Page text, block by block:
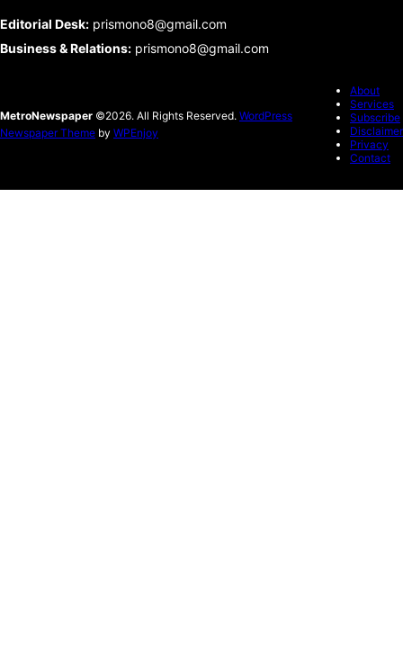
Editorial Desk: prismono8@gmail.com
Business & Relations: prismono8@gmail.com
MetroNewspaper ©2026. All Rights Reserved. WordPress
Newspaper Theme by WPEnjoy
About
Services
Subscribe
Disclaimer
Privacy
Contact